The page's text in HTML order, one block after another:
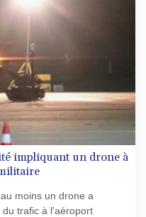
impliquant un drone à
moins un drone a
trafic à l'aéroport